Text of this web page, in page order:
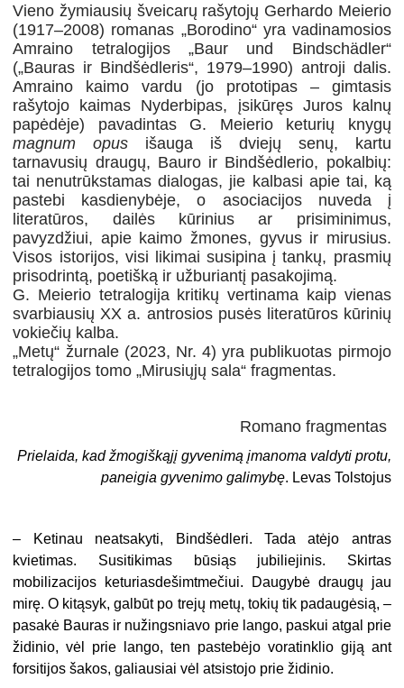
Vieno žymiausių šveicarų rašytojų Gerhardo Meierio
(1917–2008) romanas „Borodino“ yra vadinamosios
Amraino tetralogijos „Baur und Bindschädler“
(„Bauras ir Bindšėdleris“, 1979–1990) antroji dalis.
Amraino kaimo vardu (jo prototipas – gimtasis
rašytojo kaimas Nyderbipas, įsikūręs Juros kalnų
papėdėje) pavadintas G. Meierio keturių knygų
magnum opus išauga iš dviejų senų, kartu
tarnavusių draugų, Bauro ir Bindšėdlerio, pokalbių:
tai nenutrūkstamas dialogas, jie kalbasi apie tai, ką
pastebi kasdienybėje, o asociacijos nuveda į
literatūros, dailės kūrinius ar prisiminimus,
pavyzdžiui, apie kaimo žmones, gyvus ir mirusius.
Visos istorijos, visi likimai susipina į tankų, prasmių
prisodrintą, poetišką ir užburiantį pasakojimą.
G. Meierio tetralogija kritikų vertinama kaip vienas
svarbiausių XX a. antrosios pusės literatūros kūrinių
vokiečių kalba.
„Metų“ žurnale (2023, Nr. 4) yra publikuotas pirmojo
tetralogijos tomo „Mirusiųjų sala“ fragmentas.
Romano fragmentas
Prielaida, kad žmogiškąjį gyvenimą įmanoma valdyti protu,
paneigia gyvenimo galimybę. Levas Tolstojus
– Ketinau neatsakyti, Bindšėdleri. Tada atėjo antras
kvietimas. Susitikimas būsiąs jubiliejinis. Skirtas
mobilizacijos keturiasdešimtmečiui. Daugybė draugų jau
mirę. O kitąsyk, galbūt po trejų metų, tokių tik padaugėsią, –
pasakė Bauras ir nužingsniavo prie lango, paskui atgal prie
židinio, vėl prie lango, ten pastebėjo voratinklio giją ant
forsitijos šakos, galiausiai vėl atsistojo prie židinio.